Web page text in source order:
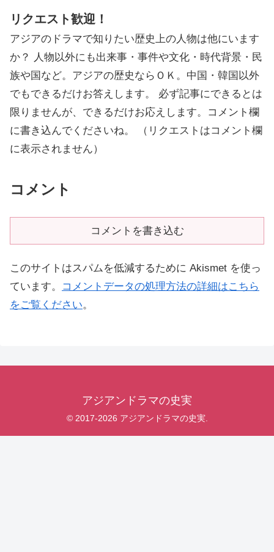
リクエスト歓迎！
アジアのドラマで知りたい歴史上の人物は他にいます
か？ 人物以外にも出来事・事件や文化・時代背景・民
族や国など。アジアの歴史ならＯＫ。中国・韓国以外
でもできるだけお答えします。 必ず記事にできるとは
限りませんが、できるだけお応えします。コメント欄
に書き込んでくださいね。 （リクエストはコメント欄
に表示されません）
コメント
コメントを書き込む
このサイトはスパムを低減するために Akismet を使っ
ています。
コメントデータの処理方法の詳細はこちら
をご覧ください。
アジアンドラマの史実
© 2017-2026 アジアンドラマの史実.